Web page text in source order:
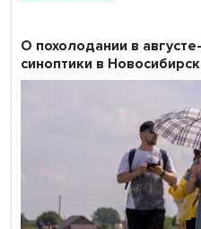
О похолодании в
синоптики в